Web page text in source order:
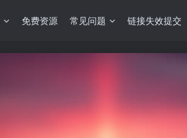
免费资源 常见问题 链接失效提交